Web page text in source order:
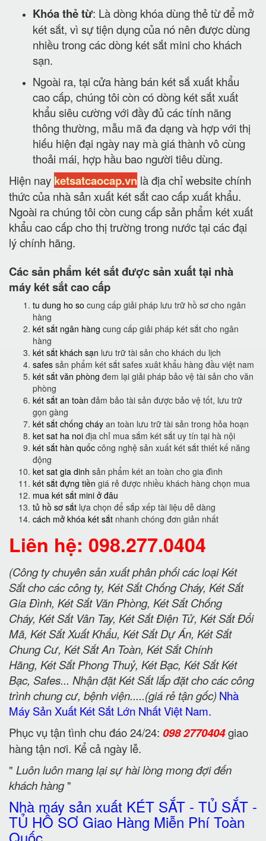
Khóa thẻ từ: Là dòng khóa dùng thẻ từ để mở
két sắt, vì sự tiện dụng của nó nên được dùng
nhiều trong các dòng két sắt mini cho khách
sạn.
Ngoài ra, tại cửa hàng bán két sắ xuất khẩu
cao cấp, chúng tôi còn có dòng két sắt xuất
khẩu siêu cường với đầy đủ các tính năng
thông thường, mẫu mã đa dạng và hợp với thị
hiếu hiện đại ngày nay mà giá thành vô cùng
thoải mái, hợp hầu bao người tiêu dùng.
Hiện nay ketsatcaocap.vn là địa chỉ website chính
thức của nhà sản xuất két sắt cao cấp xuất khẩu.
Ngoài ra chúng tôi còn cung cấp sản phẩm két xuất
khẩu cao cấp cho thị trường trong nước tại các đại
lý chính hãng.
Các sản phẩm két sắt được sản xuất tại nhà
máy két sắt cao cấp
tu dung ho so cung cấp giải pháp lưu trữ hồ sơ cho ngân
hàng
két sắt ngân hàng cung cấp giải pháp két sắt cho ngân
hàng
két sắt khách sạn lưu trữ tài sản cho khách du lịch
safes sản phẩm két sắt safes xuât khẩu hàng đầu việt nam
két sắt văn phòng đem lại giải pháp bảo vệ tài sản cho văn
phòng
két sắt an toàn đảm bảo tài sản được bảo vệ tốt, lưu trữ
gọn gàng
két sắt chống cháy an toàn lưu trữ tài sản trong hỏa hoạn
ket sat ha noi địa chỉ mua sắm két sắt uy tín tại hà nội
két sắt hàn quốc công nghệ sản xuất két sắt thiết kế năng
động
ket sat gia dinh sản phẩm két an toàn cho gia đình
két sắt đựng tiền giá rẻ được nhiều khách hàng chọn mua
mua két sắt mini ở đâu
tủ hồ sơ sắt lựa chọn để sắp xếp tài liệu dễ dàng
cách mở khóa két sắt nhanh chóng đơn giản nhất
Liên hệ: 098.277.0404
(Công ty chuyên sản xuất phân phối các loại Két
Sắt cho các công ty, Két Sắt Chống Cháy, Két Sắt
Gia Đình, Két Sắt Văn Phòng, Két Sắt Chống
Cháy, Két Sắt Vân Tay, Két Sắt Điện Tử, Két Sắt Đổi
Mã, Két Sắt Xuất Khẩu, Két Sắt Dự Án, Két Sắt
Chung Cư, Két Sắt An Toàn, Két Sắt Chính
Hãng, Két Sắt Phong Thuỷ, Két Bạc, Két Sắt Két
Bạc, Safes... Nhận đặt Két Sắt lắp đặt cho các công
trình chung cư, bệnh viện.....(giá rẻ tận gốc) Nhà
Máy Sản Xuất Két Sắt Lớn Nhất Việt Nam.
Phục vụ tận tình chu đáo 24/24: 098 2770404giao
hàng tận nơi. Kể cả ngày lễ.
" Luôn luôn mang lại sự hài lòng mong đợi đến
khách hàng"
Nhà máy sản xuất KÉT SẮT - TỦ SẮT -
TỦ HỒ SƠ Giao Hàng Miễn Phí Toàn